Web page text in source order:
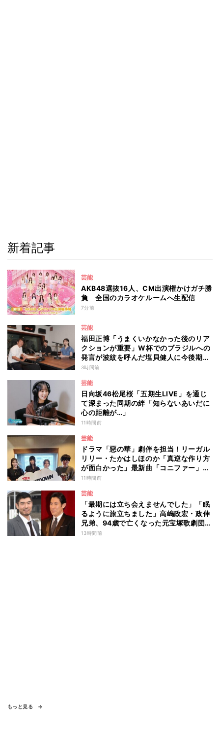
新着記事
芸能
AKB48選抜16人、CM出演権かけガチ勝
負 全国のカラオケルームへ生配信
7分前
芸能
福田正博「うまくいかなかった後のリア
クションが重要」W杯でのブラジルへの
発言が波紋を呼んだ塩貝健人に今後期待
することは？
3時間前
芸能
日向坂46松尾桜「五期生LIVE」を通じ
て深まった同期の絆「知らないあいだに
心の距離が…」
11時間前
芸能
ドラマ「惡の華」劇伴を担当！リーガル
リリー・たかはしほのか「真逆な作り方
が面白かった」最新曲「コニファー」制
作秘話も
11時間前
芸能
「最期には立ち会えませんでした」「眠
るように旅立ちました」高嶋政宏・政伸
兄弟、94歳で亡くなった元宝塚歌劇団ト
ップスターの母・寿美花代を追悼 ここ
13時間前
もっと見る